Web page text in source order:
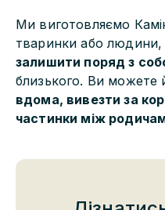
Ми виготовляємо
тваринки або
залишити поряд з
близького. Ви можете
вдома, вивезти за
частинки між